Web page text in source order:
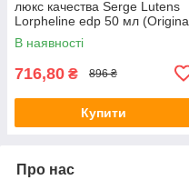
люкс качества Serge Lutens
Lorpheline edp 50 мл
Quality)
В наявності
716,80 ₴ 896 ₴
Купити
Про нас